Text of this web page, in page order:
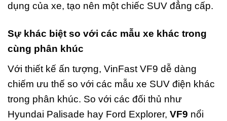
dụng của xe, tạo nên một chiếc SUV đẳng cấp.
Sự khác biệt so với các mẫu xe khác trong
cùng phân khúc
Với thiết kế ấn tượng, VinFast VF9 dễ dàng
chiếm ưu thế so với các mẫu xe SUV điện khác
trong phân khúc. So với các đối thủ như
Hyundai Palisade hay Ford Explorer, VF9 nổi